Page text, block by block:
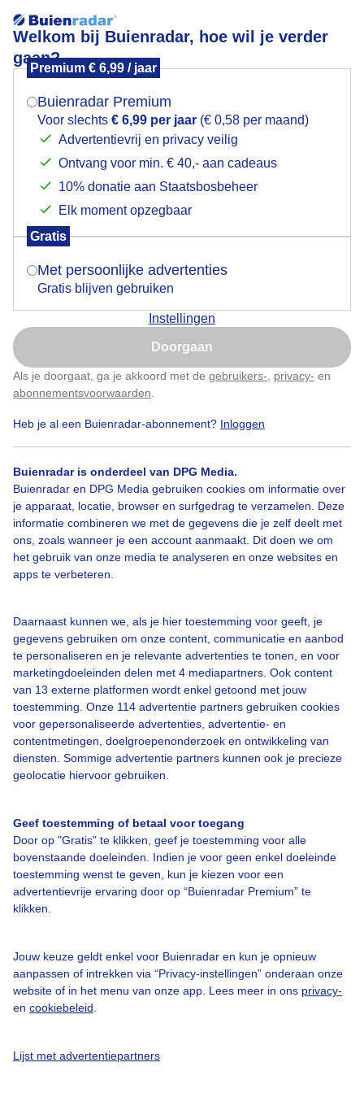
Welkom bij Buienradar, hoe wil je verder
gaan?
Premium € 6,99 / jaar
Buienradar Premium
Voor slechts € 6,99 per jaar (€ 0,58 per maand)
Advertentievrij en privacy veilig
Ontvang voor min. € 40,- aan cadeaus
10% donatie aan Staatsbosbeheer
Elk moment opzegbaar
Gratis
Met persoonlijke advertenties
Gratis blijven gebruiken
Instellingen
Doorgaan
Als je doorgaat, ga je akkoord met de gebruikers- privacy- en
abonnementsvoorwaarden
Heb je al een Buienradar-abonnement? Inloggen
Buienradar is onderdeel van DPG Media.
Buienradar en DPG Media gebruiken cookies om informatie over
je apparaat, locatie, browser en surfgedrag te verzamelen. Deze
informatie combineren we met de gegevens die je zelf deelt met
ons, zoals wanneer je een account aanmaakt. Dit doen we om
het gebruik van onze media te analyseren en onze websites en
apps te verbeteren.
Daarnaast kunnen we, als je hier toestemming voor geeft, je
gegevens gebruiken om onze content, communicatie en aanbod
te personaliseren en je relevante advertenties te tonen, en voor
marketingdoeleinden delen met 4 mediapartners. Ook content
van 13 externe platformen wordt enkel getoond met jouw
toestemming. Onze 114 advertentie partners gebruiken cookies
voor gepersonaliseerde advertenties, advertentie- en
contentmetingen, doelgroepenonderzoek en ontwikkeling van
diensten. Sommige advertentie partners kunnen ook je precieze
geolocatie hiervoor gebruiken.
Geef toestemming of betaal voor toegang
Door op "Gratis" te klikken, geef je toestemming voor alle
bovenstaande doeleinden. Indien je voor geen enkel doeleinde
toestemming wenst te geven, kun je kiezen voor een
advertentievrije ervaring door op “Buienradar Premium” te
klikken.
Jouw keuze geldt enkel voor Buienradar en kun je opnieuw
aanpassen of intrekken via “Privacy-instellingen” onderaan onze
website of in het menu van onze app. Lees meer in ons privacy-
en cookiebeleid
Lijst met advertentiepartners
Hondenplezier tussen fluitenkruid
Lenteweer op Texel vanmiddag.
Door: Frans Alderse Baas Gemaakt: 10-05-2026, 21x bekeken
Bekijk slideshow
Een moment geduld aub...
Over Buienradar
Veelgestelde vragen
Contact
Toegankelijkheid
Buienradar Team
Privacy beleid
Privacy instellingen
Mogen we je locatie gebruiken voor het
Indien je hier nog geen akkoord op hebt gegeven,
verschijnt er zo een pop-up uit je browser waarin
Is goed, toon de popup
Nu niet, misschien later
Klik hierom dit aan te passen